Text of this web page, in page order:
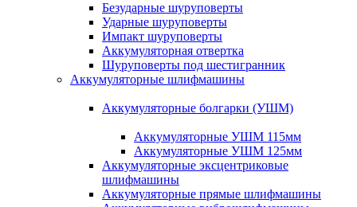
Безударные шуруповерты
Ударные шуруповерты
Импакт шуруповерты
Аккумуляторная отвертка
Шуруповерты под шестигранник
Аккумуляторные шлифмашины
Аккумуляторные болгарки (УШМ)
Аккумуляторные УШМ 115мм
Аккумуляторные УШМ 125мм
Аккумуляторные эксцентриковые
шлифмашины
Аккумуляторные прямые шлифмашины